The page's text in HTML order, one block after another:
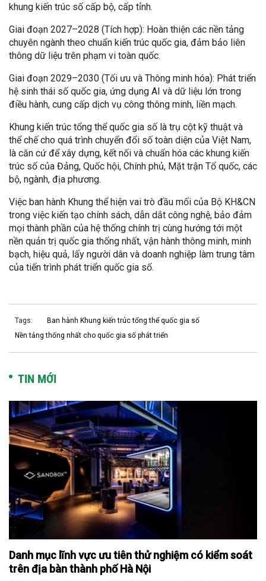
khung kiến trúc số cấp bộ, cấp tỉnh.
Giai đoạn 2027–2028 (Tích hợp): Hoàn thiện các nền tảng
chuyên ngành theo chuẩn kiến trúc quốc gia, đảm bảo liên
thông dữ liệu trên phạm vi toàn quốc.
Giai đoạn 2029–2030 (Tối ưu và Thông minh hóa): Phát triển
hệ sinh thái số quốc gia, ứng dụng AI và dữ liệu lớn trong
điều hành, cung cấp dịch vụ công thông minh, liền mạch.
Khung kiến trúc tổng thể quốc gia số là trụ cột kỹ thuật và
thể chế cho quá trình chuyển đổi số toàn diện của Việt Nam,
là căn cứ để xây dựng, kết nối và chuẩn hóa các khung kiến
trúc số của Đảng, Quốc hội, Chính phủ, Mặt trận Tổ quốc, các
bộ, ngành, địa phương.
Việc ban hành Khung thể hiện vai trò đầu mối của Bộ KH&CN
trong việc kiến tạo chính sách, dẫn dắt công nghệ, bảo đảm
mọi thành phần của hệ thống chính trị cùng hướng tới một
nền quản trị quốc gia thống nhất, vận hành thông minh, minh
bạch, hiệu quả, lấy người dân và doanh nghiệp làm trung tâm
của tiến trình phát triển quốc gia số.
Tags:
Ban hành Khung kiến trúc tổng thể quốc gia số
Nền tảng thống nhất cho quốc gia số phát triển
TIN MỚI
Danh mục lĩnh vực ưu tiên thử nghiệm có kiểm soát
trên địa bàn thành phố Hà Nội